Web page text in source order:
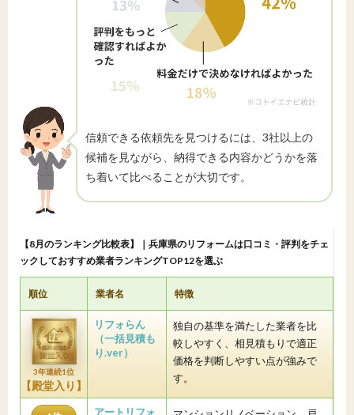
信頼できる依頼先を見つけるには、3社以上の
候補を見ながら、納得できる内容かどうかを落
ち着いて比べることが大切です。
【8月のランキング比較表】｜兵庫県のリフォームは口コミ・評判をチェ
ックしておすすめ業者ランキングTOP12を選ぶ
順位 業者名 特徴
3年連続1位
【殿堂入り】
リフォらん
（一括見積も
り.ver）
独自の基準を満たした業者を比
較しやすく、相見積もりで適正
価格を判断しやすい点が強みで
す。
アートリフォ